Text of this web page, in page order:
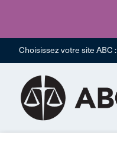
Choisissez votre site ABC :